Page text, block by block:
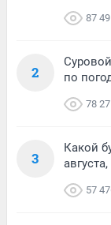
87
2
по
78
3
Какой
57